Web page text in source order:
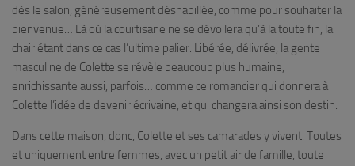
dès le salon, généreusement déshabillée, comme pour souhaiter la
bienvenue… Là où la courtisane ne se dévoilera qu’à la toute fin, la
chair étant dans ce cas l’ultime palier. Libérée, délivrée, la gente
masculine de Colette se révèle beaucoup plus humaine,
enrichissante aussi, parfois… comme ce romancier qui donnera à
Colette l’idée de devenir écrivaine, et qui changera ainsi son destin.
Dans cette maison, donc, Colette et ses camarades y vivent. Toutes
et uniquement entre femmes, avec un petit air de famille, toute